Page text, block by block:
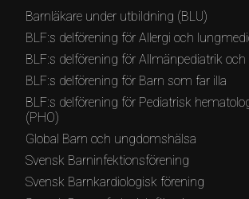
Barnläkare under utbildning (BLU)
BLF:s delförening för Allergi och
BLF:s delförening för Allmänpediatrik och
BLF:s delförening för Barn som far illa
BLF:s delförening för Pediatrisk
(PHO)
Global Barn och ungdomshälsa
Svensk Barninfektionsförening
Svensk Barnkardiologisk förening